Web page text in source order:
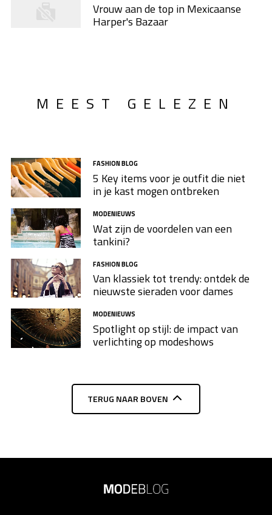
Vrouw aan de top in Mexicaanse
Harper's Bazaar
MEEST GELEZEN
FASHION BLOG
5 Key items voor je outfit die niet
in je kast mogen ontbreken
MODENIEUWS
Wat zijn de voordelen van een
tankini?
FASHION BLOG
Van klassiek tot trendy: ontdek de
nieuwste sieraden voor dames
MODENIEUWS
Spotlight op stijl: de impact van
verlichting op modeshows
TERUG NAAR BOVEN